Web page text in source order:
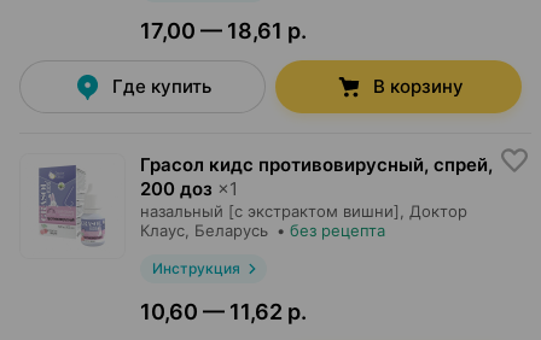
17,00 — 18,61 р.
Где купить В корзину
Грасол кидс противовирусный, спрей,
200 доз ×1
назальный [с экстрактом вишни], Доктор
Клаус, Беларусь • без рецепта
Инструкция
10,60 — 11,62 р.